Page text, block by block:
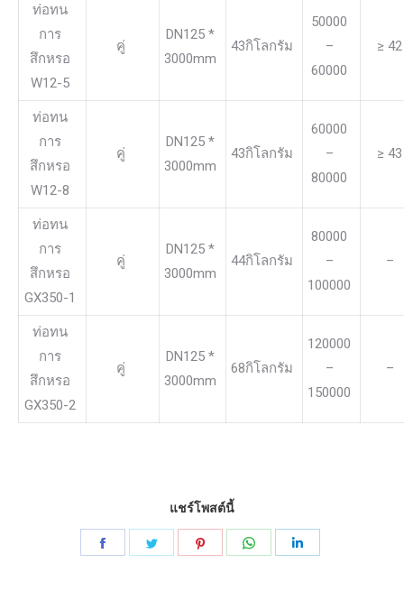
ท่อทน
การ
สึกหรอ
W12-5
คู่
DN125 *
3000mm
43กิโลกรัม
50000
–
60000
≥ 42
ท่อทน
การ
สึกหรอ
W12-8
คู่
DN125 *
3000mm
43กิโลกรัม
60000
–
80000
≥ 43
ท่อทน
การ
สึกหรอ
GX350-1
คู่
DN125 *
3000mm
44กิโลกรัม
80000
–
100000
–
ท่อทน
การ
สึกหรอ
GX350-2
คู่
DN125 *
3000mm
68กิโลกรัม
120000
–
150000
–
แชร์โพสต์นี้